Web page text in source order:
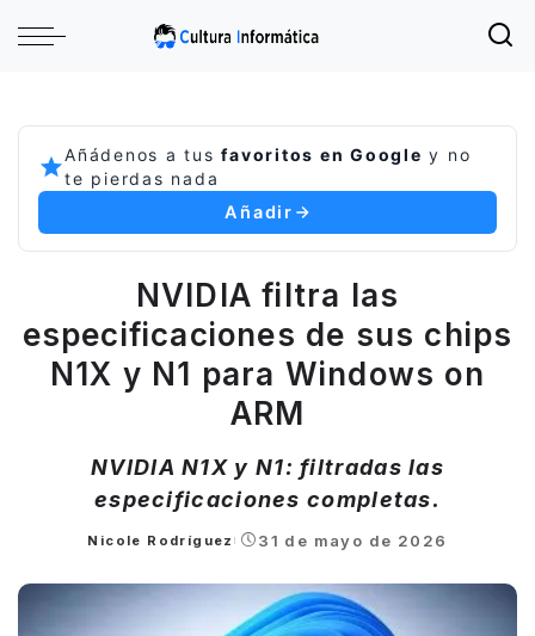
Añádenos a tusfavoritos en Google y no
te pierdas nada
Añadir
NVIDIA filtra las
especificaciones de sus chips
N1X y N1 para Windows on
ARM
NVIDIA N1X y N1: filtradas las
especificaciones completas.
Posted
Nicole Rodríguez 31 de mayo de 2026